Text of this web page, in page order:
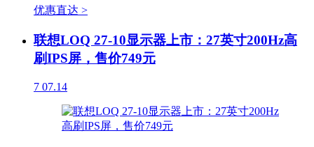
优惠直达 >
联想LOQ 27-10显示器上市：27英寸200Hz高
刷IPS屏，售价749元
7 07.14